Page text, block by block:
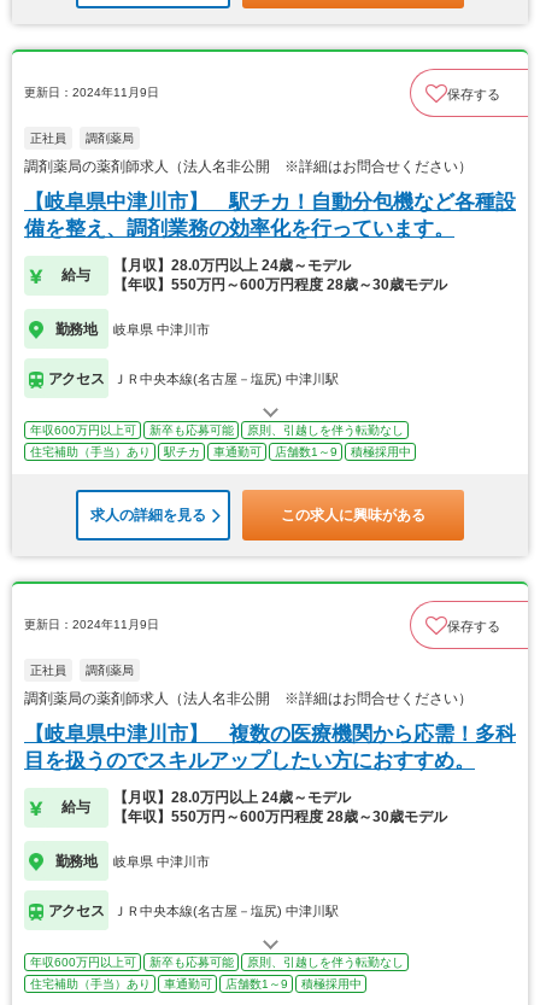
更新日：2024年11月9日 保存する
正社員 調剤薬局
調剤薬局の薬剤師求人（法人名非公開 ※詳細はお問合せください）
【岐阜県中津川市】 駅チカ！自動分包機など各種設
備を整え、調剤業務の効率化を行っています。
給与
【月収】28.0万円以上 24歳～モデル
【年収】550万円～600万円程度 28歳～30歳モデル
勤務地 岐阜県 中津川市
アクセス ＪＲ中央本線(名古屋－塩尻) 中津川駅
年収600万円以上可 新卒も応募可能
原則、引越しを伴う転勤なし
住宅補助（手当）あり
駅チカ 車通勤可 店舗数1～9 積極採用中
求人の詳細を見る この求人に興味がある
更新日：2024年11月9日 保存する
正社員 調剤薬局
調剤薬局の薬剤師求人（法人名非公開 ※詳細はお問合せください）
【岐阜県中津川市】 複数の医療機関から応需！多科
目を扱うのでスキルアップしたい方におすすめ。
給与
【月収】28.0万円以上 24歳～モデル
【年収】550万円～600万円程度 28歳～30歳モデル
勤務地 岐阜県 中津川市
アクセス ＪＲ中央本線(名古屋－塩尻) 中津川駅
年収600万円以上可 新卒も応募可能
原則、引越しを伴う転勤なし
住宅補助（手当）あり
車通勤可 店舗数1～9 積極採用中